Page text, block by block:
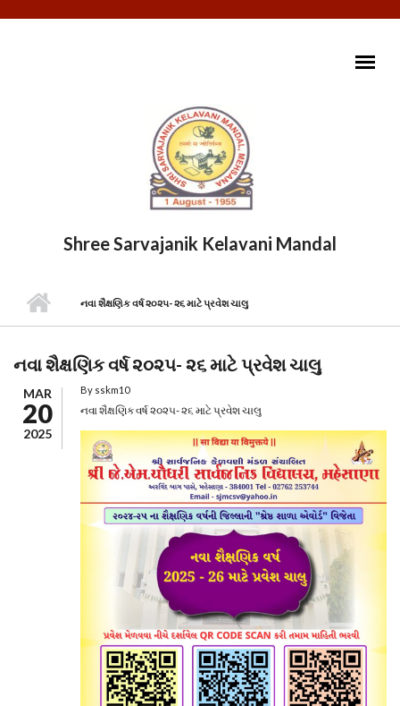
Shree Sarvajanik Kelavani Mandal
નવા શૈક્ષણિક વર્ષ ૨૦૨૫- ૨૬ માટે પ્રવેશ ચાલુ
નવા શૈક્ષણિક વર્ષ ૨૦૨૫- ૨૬ માટે પ્રવેશ ચાલુ
MAR
20
2025
By sskm10
નવા શૈક્ષણિક વર્ષ ૨૦૨૫- ૨૬ માટે પ્રવેશ ચાલુ